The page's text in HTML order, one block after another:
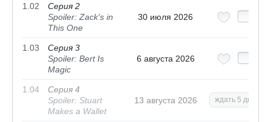
1.02
Серия 2
Spoiler: Zack's in
This One
30 июля 2026
1.03
Серия 3
Spoiler: Bert Is
Magic
6 августа 2026
1.04
Серия 4
Spoiler: Stuart
Makes a Wallet
13 августа 2026 ждать 5 дн.